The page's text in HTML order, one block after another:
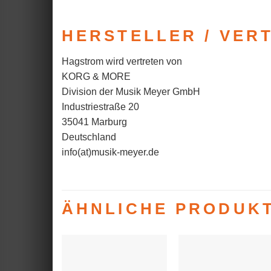
HERSTELLER /
Hagstrom wird vertreten von
KORG & MORE
Division der Musik Meyer GmbH
Industriestraße 20
35041 Marburg
Deutschland
info(at)musik-meyer.de
ÄHNLICHE